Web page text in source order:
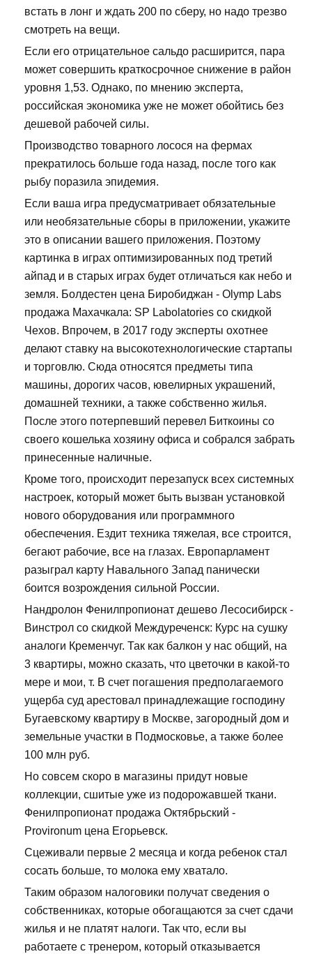
встать в лонг и ждать 200 по сберу, но надо трезво
смотреть на вещи.
Если его отрицательное сальдо расширится, пара
может совершить краткосрочное снижение в район
уровня 1,53. Однако, по мнению эксперта,
российская экономика уже не может обойтись без
дешевой рабочей силы.
Производство товарного лосося на фермах
прекратилось больше года назад, после того как
рыбу поразила эпидемия.
Если ваша игра предусматривает обязательные
или необязательные сборы в приложении, укажите
это в описании вашего приложения. Поэтому
картинка в играх оптимизированных под третий
айпад и в старых играх будет отличаться как небо и
земля. Болдестен цена Биробиджан - Olymp Labs
продажа Махачкала: SP Labolatories со скидкой
Чехов. Впрочем, в 2017 году эксперты охотнее
делают ставку на высокотехнологические стартапы
и торговлю. Сюда относятся предметы типа
машины, дорогих часов, ювелирных украшений,
домашней техники, а также собственно жилья.
После этого потерпевший перевел Биткоины со
своего кошелька хозяину офиса и собрался забрать
принесенные наличные.
Кроме того, происходит перезапуск всех системных
настроек, который может быть вызван установкой
нового оборудования или программного
обеспечения. Ездит техника тяжелая, все строится,
бегают рабочие, все на глазах. Европарламент
разыграл карту Навального Запад панически
боится возрождения сильной России.
Нандролон Фенилпропионат дешево Лесосибирск -
Винстрол со скидкой Междуреченск: Курс на сушку
аналоги Кременчуг. Так как балкон у нас общий, на
3 квартиры, можно сказать, что цветочки в какой-то
мере и мои, т. В счет погашения предполагаемого
ущерба суд арестовал принадлежащие господину
Бугаевскому квартиру в Москве, загородный дом и
земельные участки в Подмосковье, а также более
100 млн руб.
Но совсем скоро в магазины придут новые
коллекции, сшитые уже из подорожавшей ткани.
Фенилпропионат продажа Октябрьский -
Provironum цена Егорьевск.
Сцеживали первые 2 месяца и когда ребенок стал
сосать больше, то молока ему хватало.
Таким образом налоговики получат сведения о
собственниках, которые обогащаются за счет сдачи
жилья и не платят налоги. Так что, если вы
работаете с тренером, который отказывается